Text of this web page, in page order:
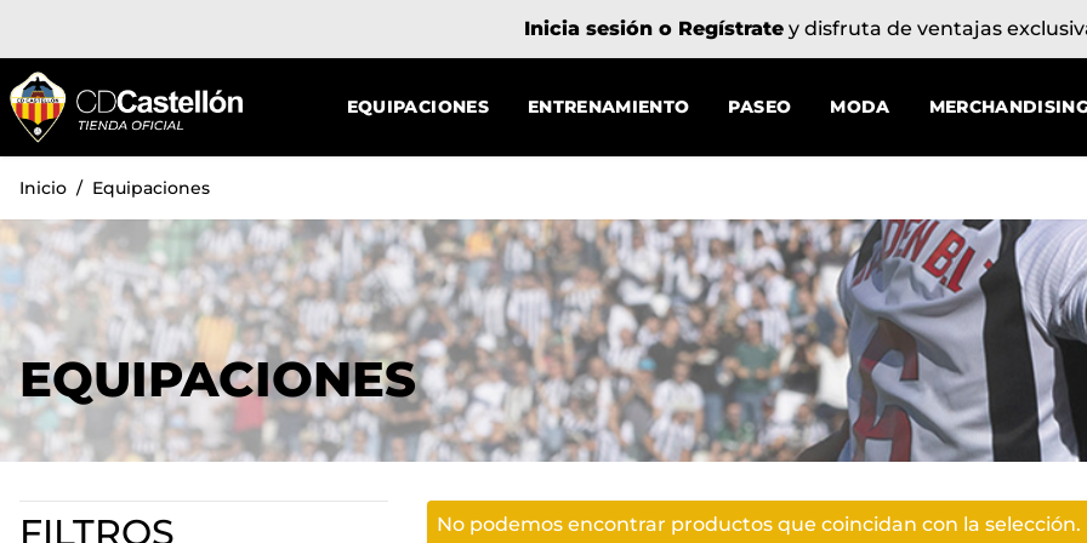
Envío gratis en pedidos superiores a 100€
EQUIPACIONES ENTRENAMIENTO PASEO MODA MERCHANDISING
Inicio / Equipaciones
EQUIPACIONES
FILTROS No podemos encontrar productos que coincidan con la selección.